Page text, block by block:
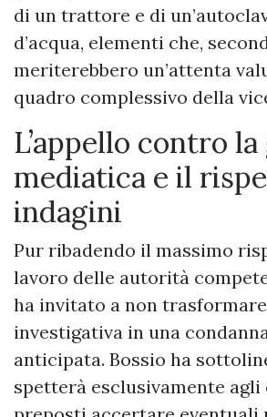
di un trattore e di
d’acqua, elementi che,
meriterebbero un’attenta
quadro complessivo della
L’appello contro
mediatica e il
indagini
Pur ribadendo il massimo
lavoro delle autorità
ha invitato a non
investigativa in una
anticipata. Bossio ha
spetterà esclusivamente agli